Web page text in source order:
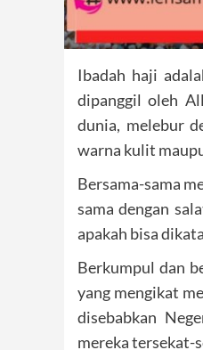
Ibadah haji
dipanggil oleh
dunia, melebur
warna kulit
Bersama-sama
sama dengan
apakah bisa
Berkumpul dan
yang mengikat
disebabkan
mereka tersekat-